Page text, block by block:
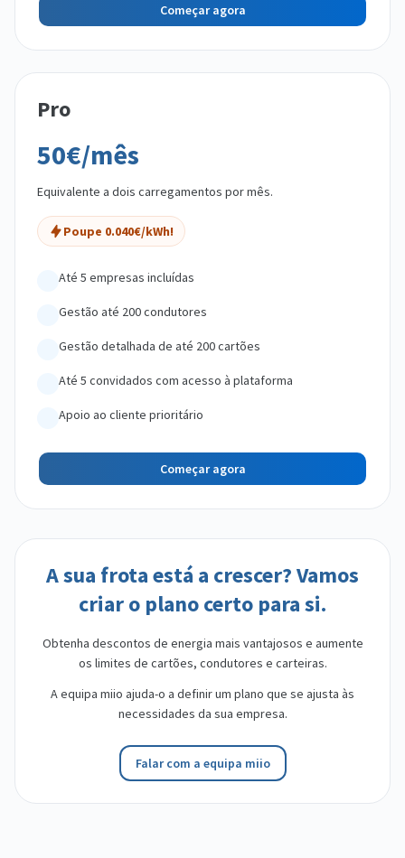
Começar agora
Pro
50€/mês
Equivalente a dois carregamentos por mês.
Poupe 0.040€/kWh!
Até 5 empresas incluídas
Gestão até 200 condutores
Gestão detalhada de até 200 cartões
Até 5 convidados com acesso à plataforma
Apoio ao cliente prioritário
Começar agora
A sua frota está a crescer? Vamos
criar o plano certo para si.
Obtenha descontos de energia mais vantajosos e aumente
os limites de cartões, condutores e carteiras.
A equipa miio ajuda-o a definir um plano que se ajusta às
necessidades da sua empresa.
Falar com a equipa miio